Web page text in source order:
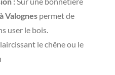
Valognes permet de
user le bois.
le chêne ou le